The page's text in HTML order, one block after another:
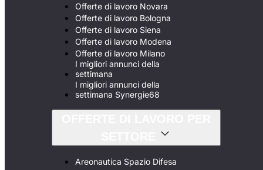
Offerte di lavoro Novara
Offerte di lavoro Bologna
Offerte di lavoro Siena
Offerte di lavoro Modena
Offerte di lavoro Milano
I migliori annunci della
settimana
I migliori annunci della
settimana Synergie68
Areonautica Spazio Difesa